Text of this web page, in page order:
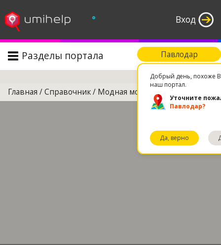
Вход
°
Павлодар
Добрый день, похоже
наш портал.
Уточните
Павлодар?
Да, верно
Разделы портала Поиск
Главная /Справочник/ Модная молодежная одежда